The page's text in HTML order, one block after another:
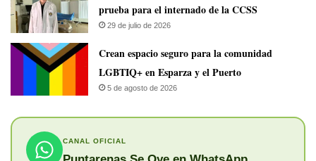
prueba para el internado de la CCSS
29 de julio de 2026
Crean espacio seguro para la comunidad
LGBTIQ+ en Esparza y el Puerto
5 de agosto de 2026
CANAL OFICIAL